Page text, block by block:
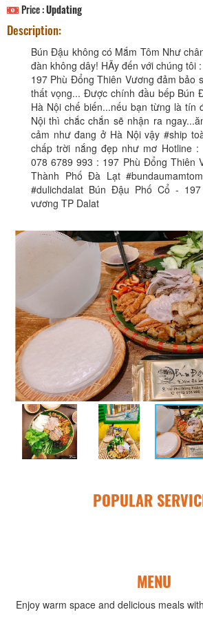
Price :Updating
Description:
Bún Đậu không có Mắm Tôm Như
đàn không dây! HÃy đến với chúng tôi
197 Phù Đổng Thiên Vương đảm bảo
thất vọng... Được chính đầu bếp Bún
Hà Nội chế biến...nếu bạn từng là tín
Nội thì chắc chắn sẽ nhận ra
cảm như đang ở Hà Nội vậy #ship
chấp trời nắng đẹp như mơ Hotline
078 6789 993 : 197 Phù Đổng Thiên
Thành Phố Đà Lạt
#dulichdalat Bún Đậu Phố Cổ -
vương TP Dalat
POPULAR
MENU
Enjoy warm space and delicious meals